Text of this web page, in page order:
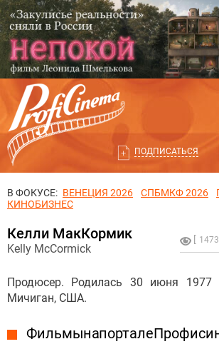
ПОДПИСАТЬСЯ
В ФОКУСЕ: ВЕНЕЦИЯ 2026 СПБМКФ 2026
КИНОБИЗНЕС
1473
Келли МакКормик
Kelly McCormick
Продюсер. Родилась 30 июня 1977
Мичиган, США.
Фильмы на портале